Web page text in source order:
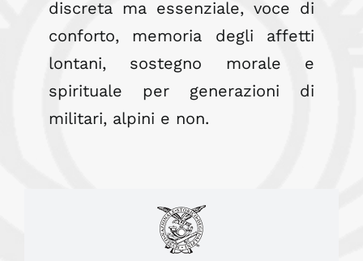
discreta ma essenziale, voce di
conforto, memoria degli affetti
lontani, sostegno morale e
spirituale per generazioni di
militari, alpini e non.